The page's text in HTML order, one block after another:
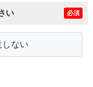
い 必須
しない